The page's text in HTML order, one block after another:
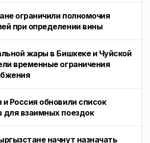
ограничили полномочия
при определении вины
жары в Бишкеке и Чуйской
временные ограничения
Россия обновили список
для взаимных поездок
начнут назначать